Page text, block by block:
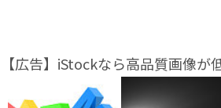
【広告】iStockなら高品質画像が